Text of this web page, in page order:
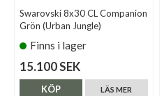
Swarovski 8x30 CL Companion
Grön (Urban Jungle)
Finns i lager
15.100 SEK
LÄS MER
KÖP